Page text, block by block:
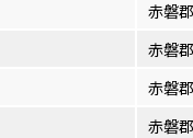
赤磐郡
赤磐郡
赤磐郡
赤磐郡